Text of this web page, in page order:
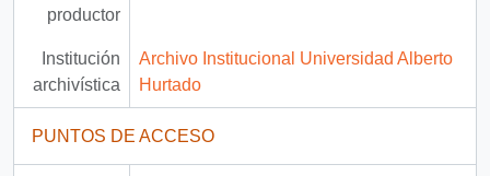
productor
Institución
archivística
Archivo Institucional Universidad Alberto
Hurtado
PUNTOS DE ACCESO